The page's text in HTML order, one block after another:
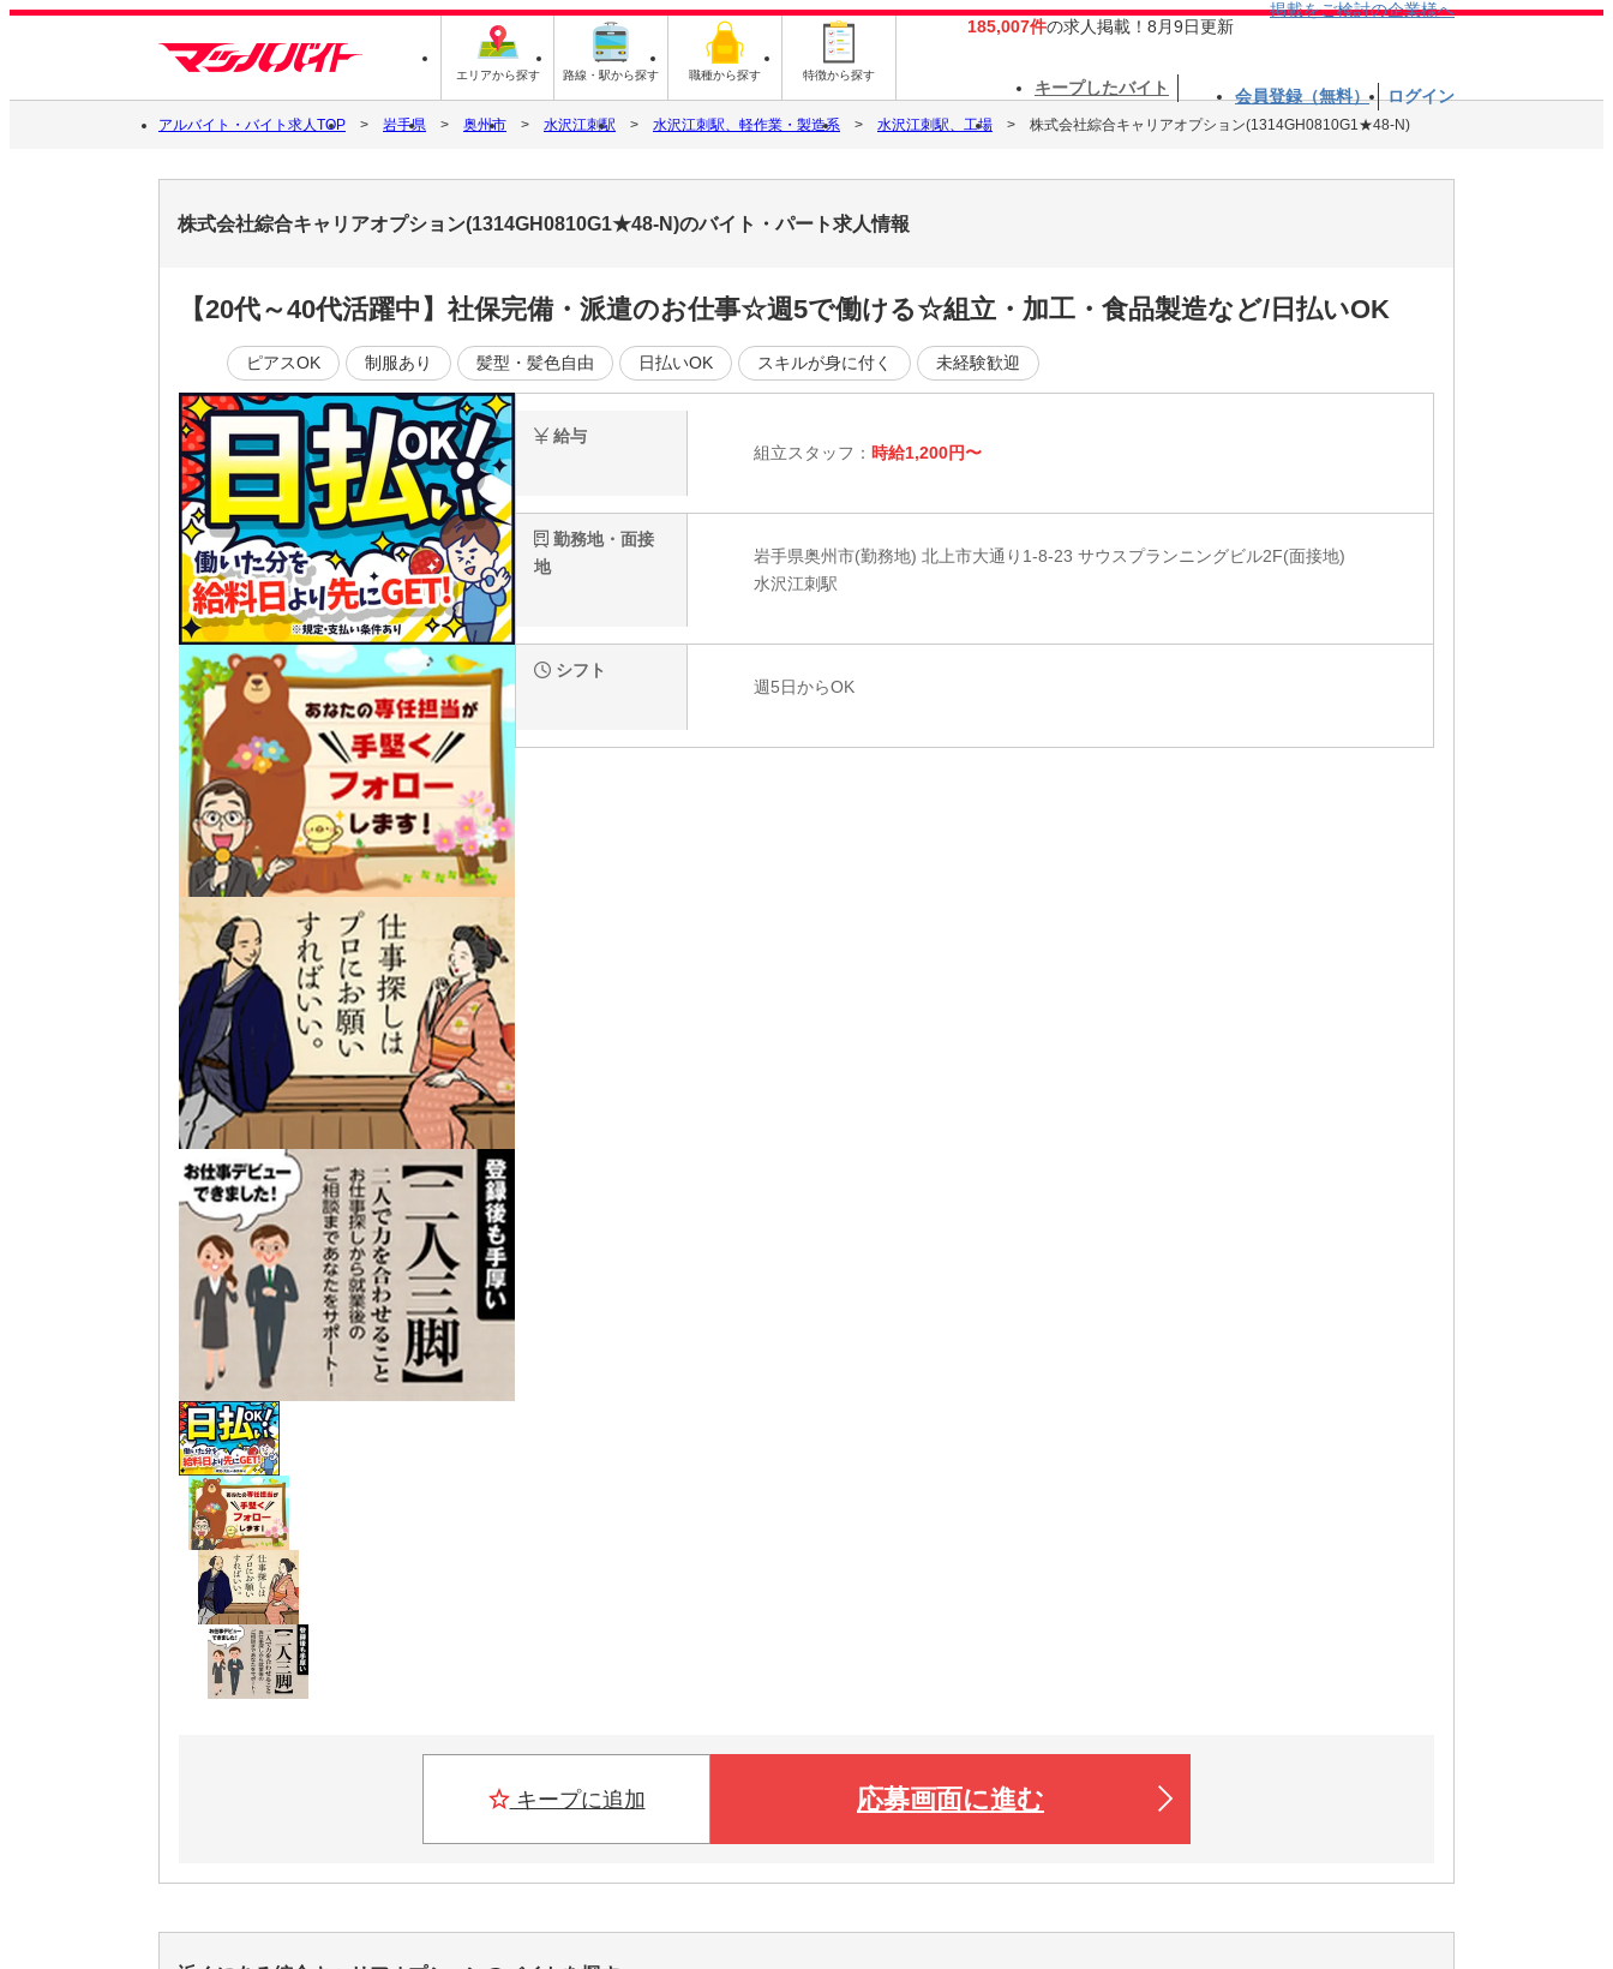
エリアから探す 路線・駅から探す 職種から探す 特徴から探す
185,007件の求人掲載！8月9日更新
掲載をご検討の企業様へ
キープしたバイト 会員登録（無料） ログイン
アルバイト・バイト求人TOP 岩手県 奥州市 水沢江刺駅 水沢江刺駅、軽作業・製造系 水沢江刺駅、工場 株式会社綜合キャリアオプション(1314GH0810G1★48-N)
株式会社綜合キャリアオプション(1314GH0810G1★48-N)のバイト・パート求人情報
【20代～40代活躍中】社保完備・派遣のお仕事☆週5で働ける☆組立・加工・食品製造など/日払いOK
ピアスOK 制服あり 髪型・髪色自由 日払いOK スキルが身に付く 未経験歓迎
給与
組立スタッフ： 時給1,200円〜
勤務地・面接
地
岩手県奥州市(勤務地) 北上市大通り1-8-23 サウスプランニングビル2F(面接地)
水沢江刺駅
シフト
週5日からOK
キープに追加 応募画面に進む